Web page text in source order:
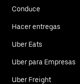
Conduce
Hacer entregas
Uber Eats
Uber para Empresas
Uber Freight